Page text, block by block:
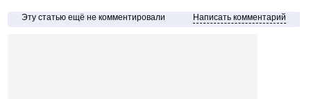
Эту статью ещё не комментировали Написать комментарий